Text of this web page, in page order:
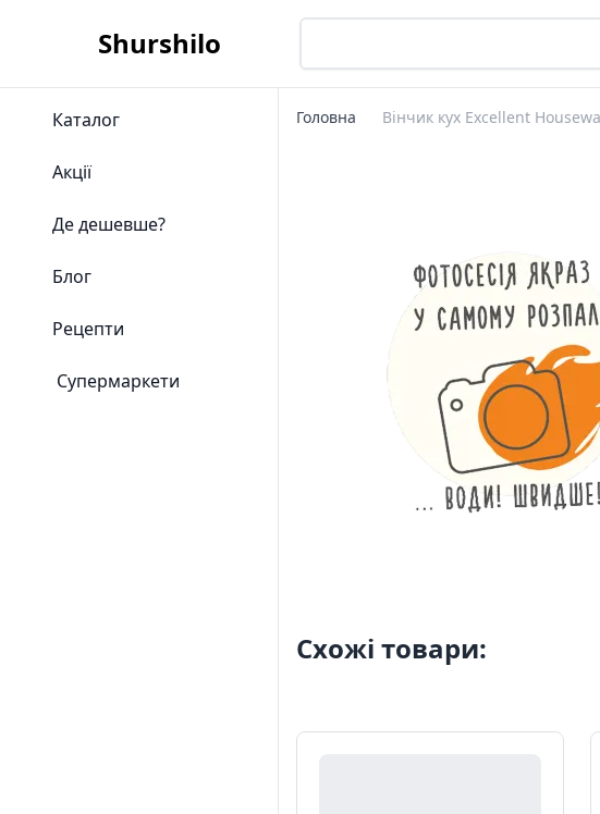
Shurshilo
Каталог
Акції
Де дешевше?
Блог
Рецепти
Супермаркети
Головна Вінчик кух Excellent
Схожі товари: